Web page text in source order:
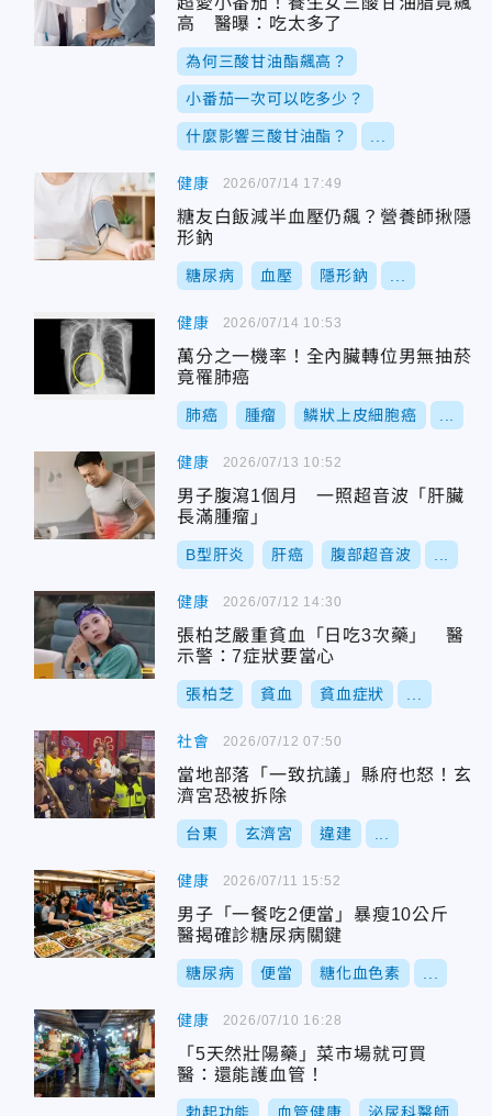
高 醫曝：吃太多了
為何三酸甘油酯飆高？
小番茄一次可以吃多少？
什麼影響三酸甘油酯？
健康
糖友白飯減半血壓仍飆？營養師揪隱
形鈉
糖尿病 血壓 隱形鈉
2026/07/14 17:49
健康
萬分之一機率！全內臟轉位男無抽菸
竟罹肺癌
肺癌 腫瘤 鱗狀上皮細胞癌
2026/07/14 10:53
健康
男子腹瀉1個月 一照超音波「肝臟
長滿腫瘤」
B型肝炎 肝癌 腹部超音波
2026/07/13 10:52
健康
張柏芝嚴重貧血「日吃3次藥」 醫
示警：7症狀要當心
張柏芝 貧血 貧血症狀
2026/07/12 14:30
社會
當地部落「一致抗議」縣府也怒！玄
濟宮恐被拆除
台東 玄濟宮 違建
2026/07/12 07:50
健康
男子「一餐吃2便當」暴瘦10公斤
醫揭確診糖尿病關鍵
糖尿病 便當 糖化血色素
2026/07/11 15:52
健康
「5天然壯陽藥」菜市場就可買
醫：還能護血管！
2026/07/10 16:28